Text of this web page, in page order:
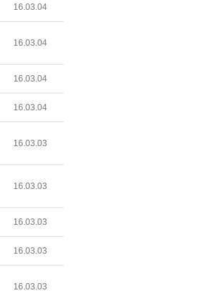
16.03.04
16.03.04
16.03.04
16.03.04
16.03.03
16.03.03
16.03.03
16.03.03
16.03.03